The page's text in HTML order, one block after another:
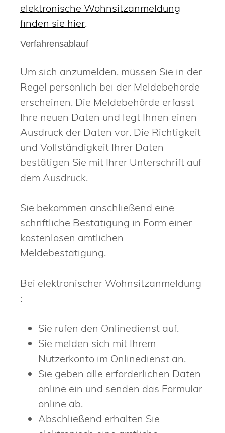
elektronische Wohnsitzanmeldung
finden sie hier.
Verfahrensablauf
Um sich anzumelden, müssen Sie in der
Regel persönlich bei der Meldebehörde
erscheinen. Die Meldebehörde erfasst
Ihre neuen Daten und legt Ihnen einen
Ausdruck der Daten vor. Die Richtigkeit
und Vollständigkeit Ihrer Daten
bestätigen Sie mit Ihrer Unterschrift auf
dem Ausdruck.
Sie bekommen anschließend eine
schriftliche Bestätigung in Form einer
kostenlosen amtlichen
Meldebestätigung.
Bei elektronischer Wohnsitzanmeldung
:
Sie rufen den Onlinedienst auf.
Sie melden sich mit Ihrem
Nutzerkonto im Onlinedienst an.
Sie geben alle erforderlichen Daten
online ein und senden das Formular
online ab.
Abschließend erhalten Sie